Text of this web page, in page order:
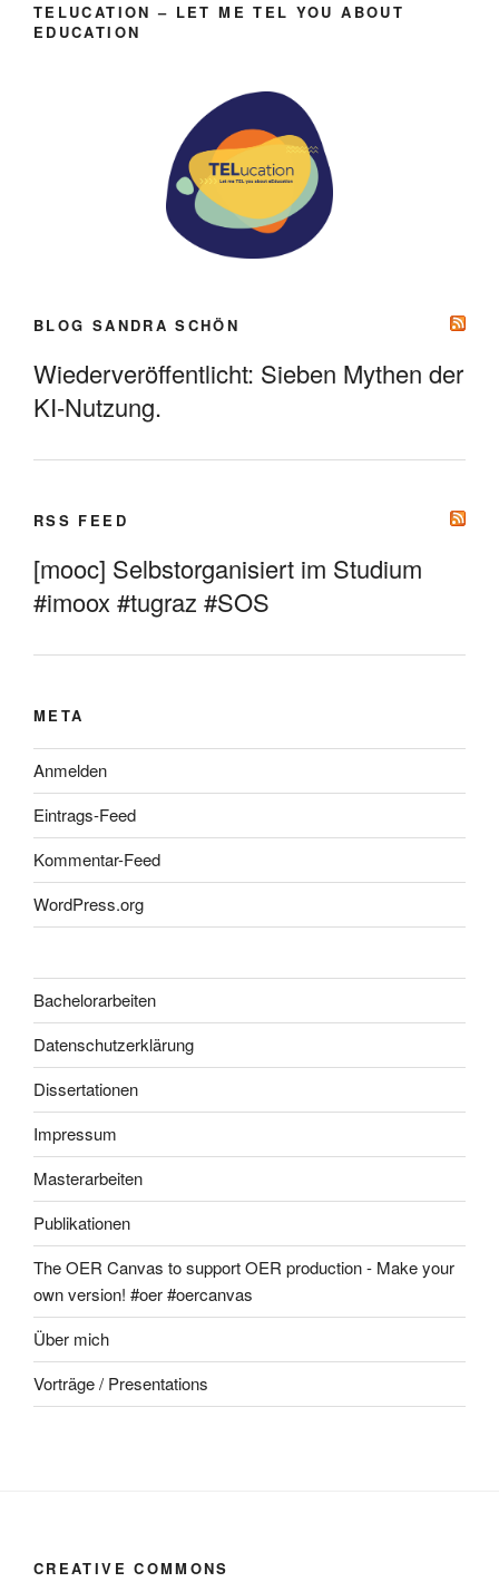
TELUCATION – LET ME TEL YOU ABOUT
EDUCATION
BLOG SANDRA SCHÖN
Wiederveröffentlicht: Sieben Mythen der
KI-Nutzung.
RSS FEED
[mooc] Selbstorganisiert im Studium
#imoox #tugraz #SOS
META
Anmelden
Eintrags-Feed
Kommentar-Feed
WordPress.org
Bachelorarbeiten
Datenschutzerklärung
Dissertationen
Impressum
Masterarbeiten
Publikationen
The OER Canvas to support OER production - Make your
own version! #oer #oercanvas
Über mich
Vorträge / Presentations
CREATIVE COMMONS